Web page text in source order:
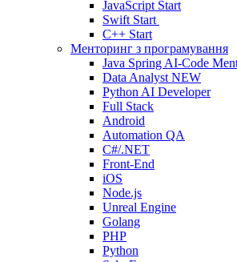
JavaScript Start
Swift Start
C++ Start
Менторинг з програмування
Java Spring AI-Code
Data Analyst NEW
Python AI Developer
Full Stack
Android
Automation QA
C#/.NET
Front-End
iOS
Node.js
Unreal Engine
Golang
PHP
Python